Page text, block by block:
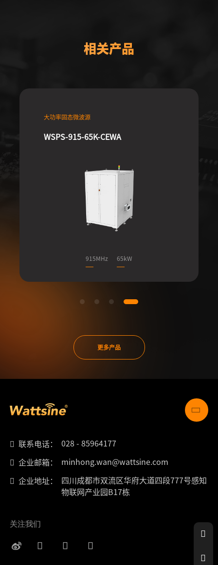
相关产品
大功率固态微波源
WSPS-915-65K-CEWA
915MHz 65kW
更多产品
联系电话：
028 - 85964177
企业邮箱：
minhong.wan@wattsine.com
企业地址：
四川成都市双流区华府大道四段777号感知
物联网产业园B17栋
关注我们